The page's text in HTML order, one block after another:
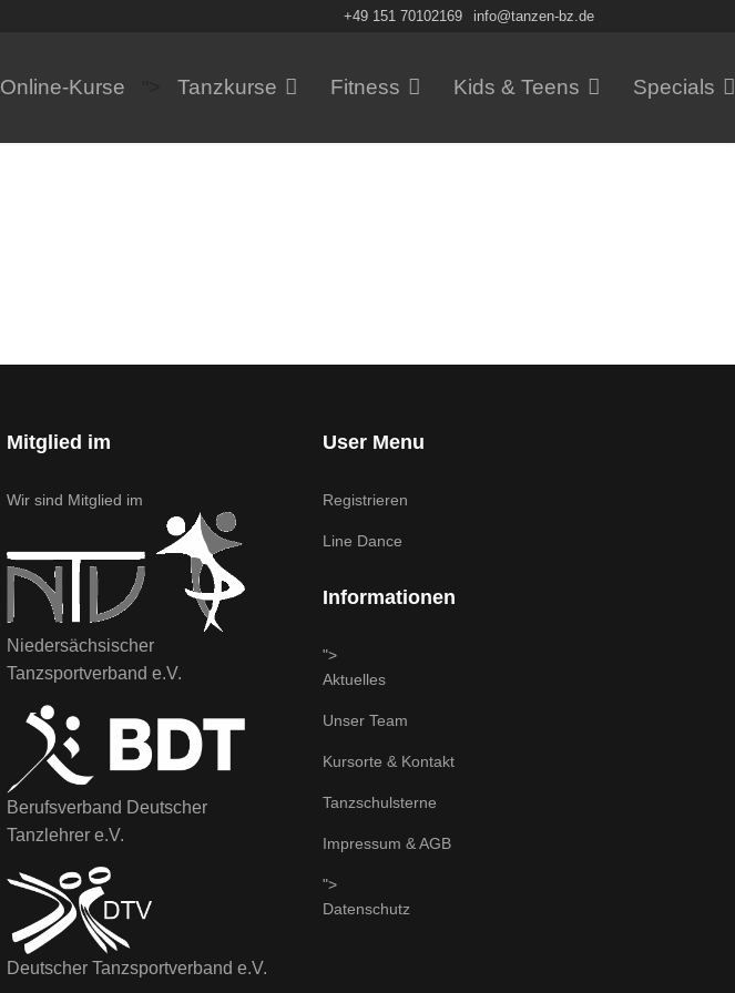
+49 151 70102169 info@tanzen-bz.de
Online-Kurse Tanzkurse Fitness Kids & Teens Specials
Mitglied im
Wir sind Mitglied im
Niedersächsischer
Tanzsportverband e.V.
Berufsverband Deutscher
Tanzlehrer e.V.
Deutscher Tanzsportverband e.V.
User Menu
Registrieren
Line Dance
Informationen
">
Aktuelles
Unser Team
Kursorte & Kontakt
Tanzschulsterne
Impressum & AGB
">
Datenschutz